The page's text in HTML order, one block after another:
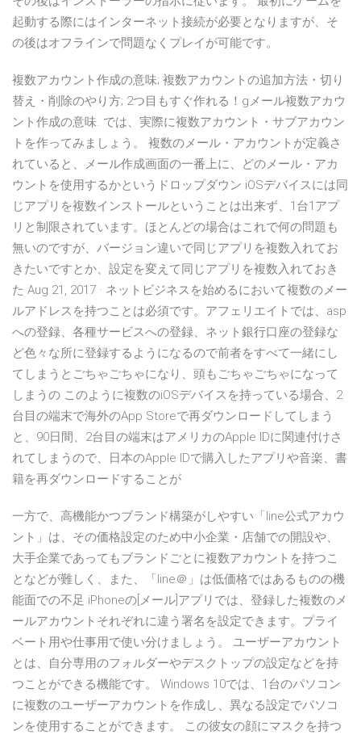
起動する際にはインターネット接続が必要となりますが、そ
の後はオフラインで問題なくプレイが可能です。
複数アカウント作成の意味; 複数アカウントの追加方法・切り
替え・削除のやり方; 2つ目もすぐ作れる！gメール複数アカウ
ント作成の意味. では、実際に複数アカウント・サブアカウン
トを作ってみましょう。 複数のメール・アカウントが定義さ
れていると、メール作成画面の一番上に、どのメール・アカ
ウントを使用するかというドロップダウン iOSデバイスには同
じアプリを複数インストールということは出来ず、1台1アプ
リと制限されています。ほとんどの場合はこれで何の問題も
無いのですが、バージョン違いで同じアプリを複数入れてお
きたいですとか、設定を変えて同じアプリを複数入れておき
た Aug 21, 2017 · ネットビジネスを始めるにおいて複数のメー
ルアドレスを持つことは必須です。アフェリエイトでは、asp
への登録、各種サービスへの登録、ネット銀行口座の登録な
ど色々な所に登録するようになるので前者をすべて一緒にし
てしまうとごちゃごちゃになり、頭もごちゃごちゃになって
しまうの このように複数のiOSデバイスを持っている場合、2
台目の端末で海外のApp Storeで再ダウンロードしてしまう
と、90日間、2台目の端末はアメリカのApple IDに関連付けさ
れてしまうので、日本のApple IDで購入したアプリや音楽、書
籍を再ダウンロードすることが
一方で、高機能かつブランド構築がしやすい「line公式アカウ
ント」は、その価格設定のため中小企業・店舗での開設や、
大手企業であってもブランドごとに複数アカウントを持つこ
となどが難しく、また、「line＠」は低価格ではあるものの機
能面での不足 iPhoneの[メール]アプリでは、登録した複数のメ
ールアカウントそれぞれに違う署名を設定できます。プライ
ベート用や仕事用で使い分けましょう。 ユーザーアカウント
とは、自分専用のフォルダーやデスクトップの設定などを持
つことができる機能です。 Windows 10では、1台のパソコン
に複数のユーザーアカウントを作成し、異なる設定でパソコ
ンを使用することができます。 この彼女の顔にマスクを持つ